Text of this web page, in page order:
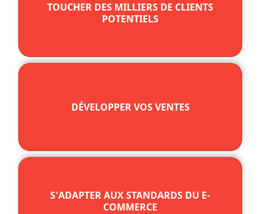
TOUCHER DES MILLIERS DE CLIENTS
POTENTIELS
DÉVELOPPER VOS VENTES
S'ADAPTER AUX STANDARDS DU E-
COMMERCE